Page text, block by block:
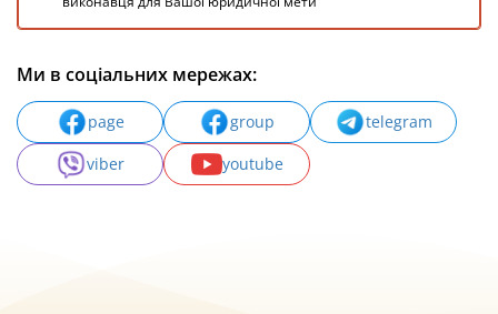
Ми в соціальних мережах:
page group
telegram
viber
youtube